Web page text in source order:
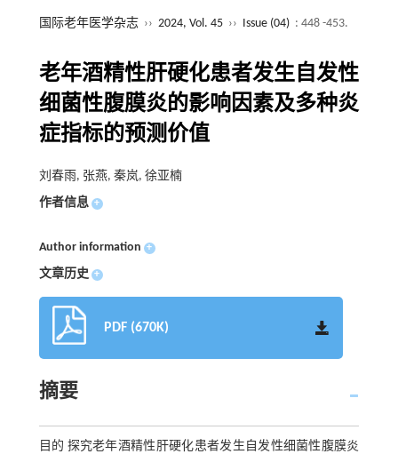
国际老年医学杂志 ›› 2024, Vol. 45 ›› Issue (04) : 448 -453.
老年酒精性肝硬化患者发生自发性
细菌性腹膜炎的影响因素及多种炎
症指标的预测价值
刘春雨, 张燕, 秦岚, 徐亚楠
作者信息 +
Author information +
文章历史 +
PDF (670K)
摘要
目的 探究老年酒精性肝硬化患者发生自发性细菌性腹膜炎